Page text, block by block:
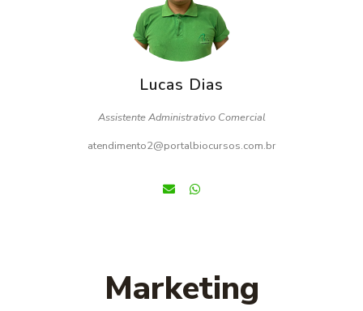
Lucas Dias
Assistente Administrativo Comercial
atendimento2@portalbiocursos.com.br
Marketing